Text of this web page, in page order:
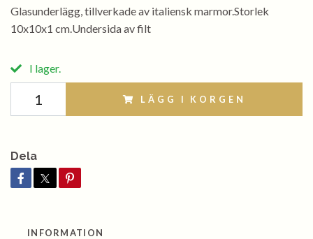
Glasunderlägg, tillverkade av italiensk marmor.Storlek
10x10x1 cm.Undersida av filt
I lager.
LÄGG I KORGEN
Dela
INFORMATION